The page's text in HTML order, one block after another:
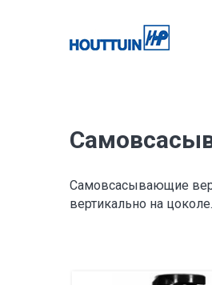
Самовсасывающие
вертикально на цоколе.